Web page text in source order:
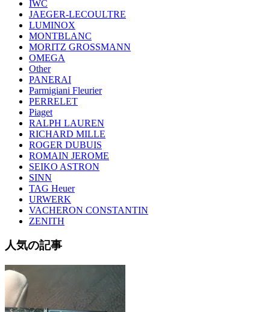
IWC
JAEGER-LECOULTRE
LUMINOX
MONTBLANC
MORITZ GROSSMANN
OMEGA
Other
PANERAI
Parmigiani Fleurier
PERRELET
Piaget
RALPH LAUREN
RICHARD MILLE
ROGER DUBUIS
ROMAIN JEROME
SEIKO ASTRON
SINN
TAG Heuer
URWERK
VACHERON CONSTANTIN
ZENITH
人気の記事